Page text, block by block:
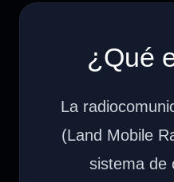
¿Qué
La
(Land Mobile
sistema de